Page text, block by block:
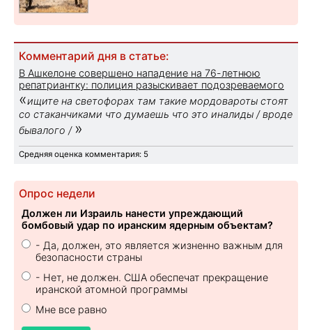
Комментарий дня в статье:
В Ашкелоне совершено нападение на 76-летнюю
репатриантку: полиция разыскивает подозреваемого
«ищите на светофорах там такие мордовароты стоят
со стаканчиками что думаешь что это иналиды / вроде
бывалого / »
Средняя оценка комментария: 5
Опрос недели
Должен ли Израиль нанести упреждающий
бомбовый удар по иранским ядерным объектам?
- Да, должен, это является жизненно важным для
безопасности страны
- Нет, не должен. США обеспечат прекращение
иранской атомной программы
Мне все равно